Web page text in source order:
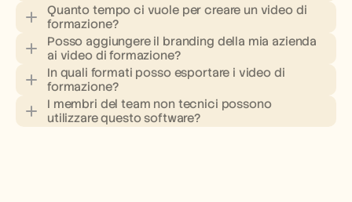
Quanto tempo ci vuole per creare un video di
formazione?
Posso aggiungere il branding della mia azienda
ai video di formazione?
In quali formati posso esportare i video di
formazione?
I membri del team non tecnici possono
utilizzare questo software?